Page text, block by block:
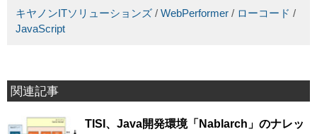
キヤノンITソリューションズ / WebPerformer / ローコード /
JavaScript
関連記事
TISI、Java開発環境「Nablarch」のナレッ